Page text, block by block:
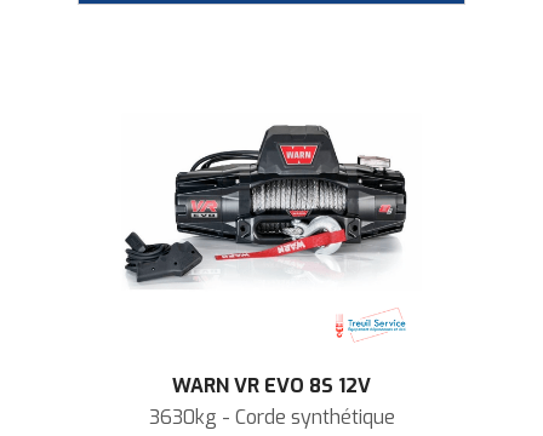
WARN VR EVO 8S 12V
3630kg - Corde synthétique